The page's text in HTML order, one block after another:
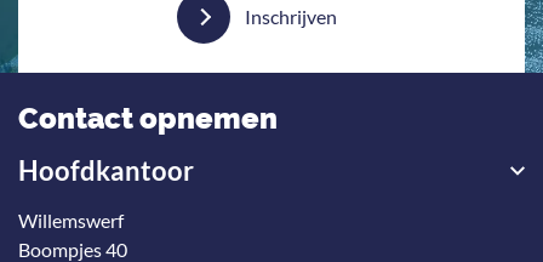
Inschrijven
Contact opnemen
Hoofdkantoor
Willemswerf
Boompjes 40